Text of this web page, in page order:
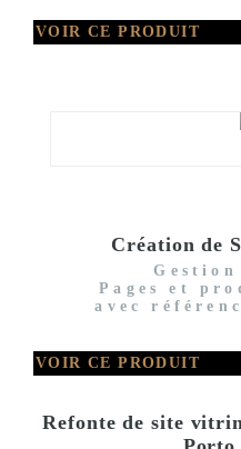
VOIR CE PRODUIT
Création de
Gestion
Pages et
avec
VOIR CE PRODUIT
Refonte de site